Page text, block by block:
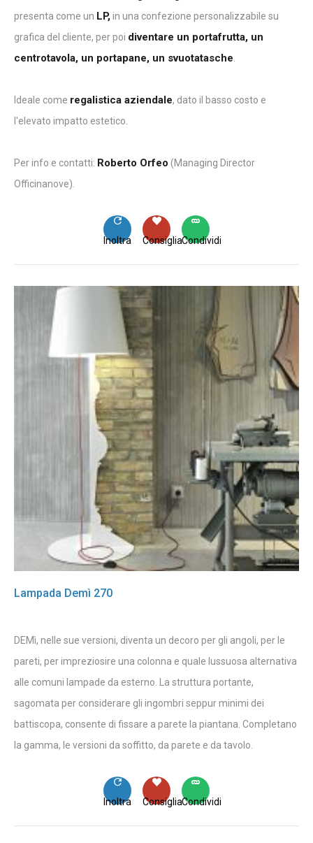
presenta come un LP,in una confezione personalizzabile su
grafica del cliente, per poi diventare un portafrutta, un
centrotavola, un portapane, un svuotatasche.
Ideale come regalistica aziendale, dato il basso costo e
l'elevato impatto estetico.
Per info e contatti: Roberto Orfeo (Managing Director
Officinanove).
Condividi
Consiglia
Inoltra
Lampada Demì 270
DEMì, nelle sue versioni, diventa un decoro per gli angoli, per le
pareti, per impreziosire una colonna e quale lussuosa alternativa
alle comuni lampade da esterno. La struttura portante,
sagomata per considerare gli ingombri seppur minimi dei
battiscopa, consente di fissare a parete la piantana. Completano
la gamma, le versioni da soffitto, da parete e da tavolo.
Condividi
Consiglia
Inoltra